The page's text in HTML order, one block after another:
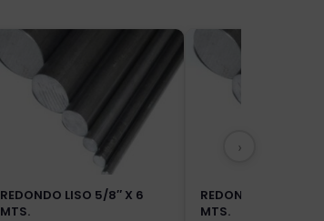
REDONDO LISO 5/8″ X 6
MTS.
REDONDO LISO 1/2″
MTS.
›